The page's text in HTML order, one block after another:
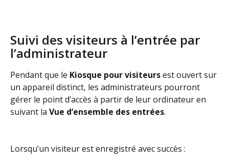
Suivi des visiteurs à l’entrée par
l’administrateur
Pendant que le Kiosque pour visiteurs est ouvert sur
un appareil distinct, les administrateurs pourront
gérer le point d’accès à partir de leur ordinateur en
suivant la Vue d’ensemble des entrées.
Lorsqu’un visiteur est enregistré avec succès :